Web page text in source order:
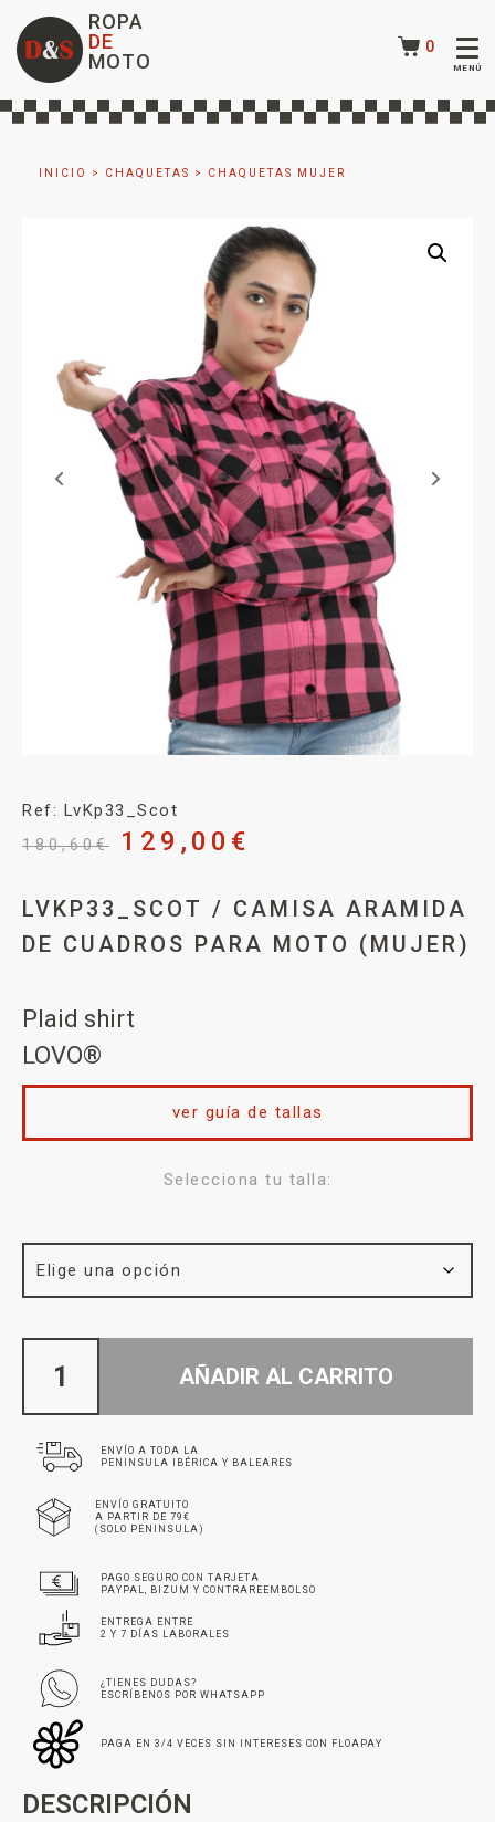
ROPA
DE
MOTO
0
INICIO > CHAQUETAS > CHAQUETAS MUJER
Ref: LvKp33_Scot
180,60€ 129,00 €
LVKP33_SCOT / CAMISA ARAMIDA
DE CUADROS PARA MOTO (MUJER)
Plaid shirt
LOVO®
Selecciona tu talla:
ver guía de tallas
AÑADIR AL CARRITO
ENVÍO A TODA LA
PENINSULA IBÉRICA Y BALEARES
ENVÍO GRATUITO
A PARTIR DE 79€
(SOLO PENINSULA)
PAGO SEGURO CON TARJETA
PAYPAL, BIZUM Y CONTRAREEMBOLSO
ENTREGA ENTRE
2 Y 7 DÍAS LABORALES
¿TIENES DUDAS?
ESCRÍBENOS POR WHATSAPP
PAGA EN 3/4 VECES SIN INTERESES CON FLOAPAY
DESCRIPCIÓN